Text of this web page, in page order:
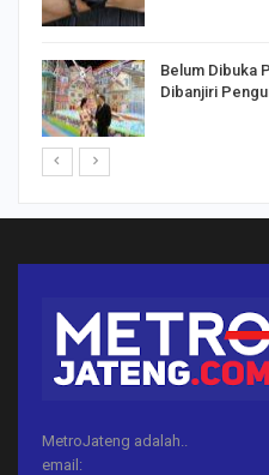
Belum Dibuka
Dibanjiri
MetroJateng adalah..
email: